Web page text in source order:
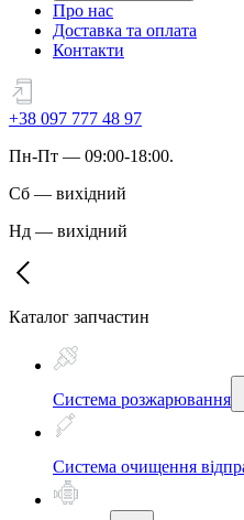
Про нас
Доставка та оплата
Контакти
+38 097 777 48 97
Пн-Пт — 09:00-18:00.
Сб — вихідний
Нд — вихідний
Каталог запчастин
Система розжарювання
Система очищення